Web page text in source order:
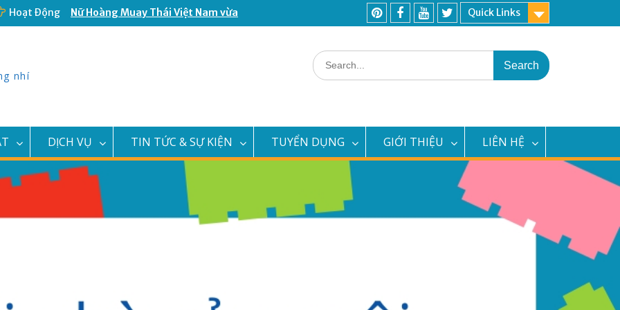
Hoạt Động
khai trương Câu Lạc Bộ Võ Thuật
Quick Links
PinterestFacebookYoutubeTwitter
nhí
Search
for:
DỊCH VỤ TIN TỨC & SỰ KIỆN TUYỂN DỤNG GIỚI THIỆU LIÊN HỆ